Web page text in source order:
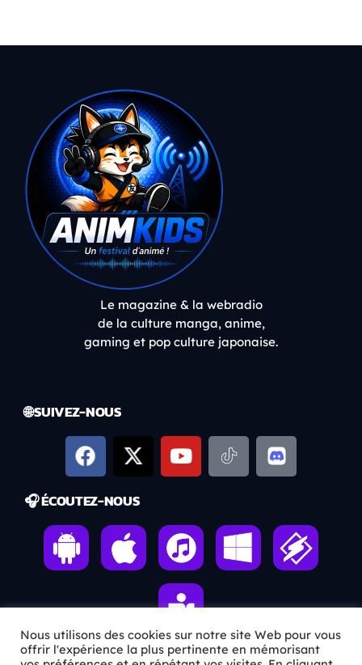
Le magazine & la webradio
de la culture manga, anime,
gaming et pop culture japonaise.
🌐 SUIVEZ-NOUS
🎧 ÉCOUTEZ-NOUS
Nous utilisons des cookies sur notre site Web pour vous
offrir l'expérience la plus pertinente en mémorisant